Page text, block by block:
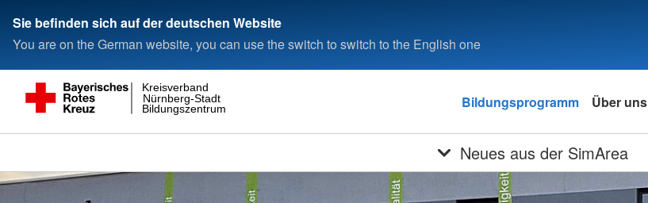
Sie befinden sich auf der deutschen Website
You are on the German website, you can use the switch to switch to the English one
Bildungszentrum
Nürnberg-Stadt
Kreisverband
Bildungsprogramm Über uns
Neues aus der SimArea